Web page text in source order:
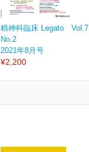
精神科臨床 Legato Vol.7
No.2
2021年8月号
¥2,200